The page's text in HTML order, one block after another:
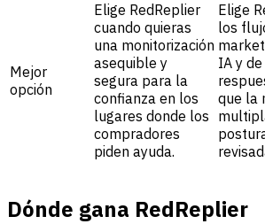
Mejor
opción
Elige RedReplier
cuando quieras
una monitorización
asequible y
segura para la
confianza en los
lugares donde los
compradores
piden ayuda.
Elige
los
IA y
que la
Dónde gana RedReplier